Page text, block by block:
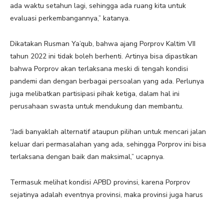
ada waktu setahun lagi, sehingga ada ruang kita untuk
evaluasi perkembangannya,” katanya.
Dikatakan Rusman Ya’qub, bahwa ajang Porprov Kaltim VII
tahun 2022 ini tidak boleh berhenti. Artinya bisa dipastikan
bahwa Porprov akan terlaksana meski di tengah kondisi
pandemi dan dengan berbagai persoalan yang ada. Perlunya
juga melibatkan partisipasi pihak ketiga, dalam hal ini
perusahaan swasta untuk mendukung dan membantu.
“Jadi banyaklah alternatif ataupun pilihan untuk mencari jalan
keluar dari permasalahan yang ada, sehingga Porprov ini bisa
terlaksana dengan baik dan maksimal,” ucapnya.
Termasuk melihat kondisi APBD provinsi, karena Porprov
sejatinya adalah eventnya provinsi, maka provinsi juga harus